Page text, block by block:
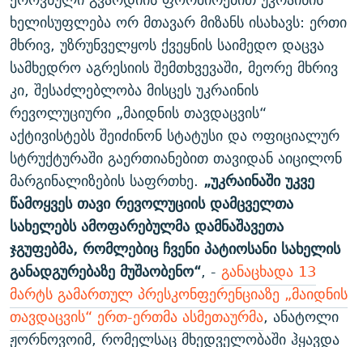
ხელისუფლება ორ მთავარ მიზანს ისახავს: ერთი
მხრივ, უზრუნველყოს ქვეყნის საიმედო დაცვა
სამხედრო აგრესიის შემთხვევაში, მეორე მხრივ
კი, შესაძლებლობა მისცეს უკრაინის
რევოლუციური „მაიდნის თავდაცვის“
აქტივისტებს შეიძინონ სტატუსი და ოფიციალურ
სტრუქტურაში გაერთიანებით თავიდან აიცილონ
მარგინალიზების საფრთხე. „უკრაინაში უკვე
წამოყვეს თავი რევოლუციის დამცველთა
სახელებს ამოფარებულმა დამნაშავეთა
ჯგუფებმა, რომლებიც ჩვენი პატიოსანი სახელის
განადგურებაზე მუშაობენო“, - განაცხადა 13
მარტს გამართულ პრესკონფერენციაზე „მაიდნის
თავდაცვის“ ერთ-ერთმა ასმეთაურმა, ანატოლი
ჟორნოვოიმ, რომელსაც მხედველობაში ჰყავდა